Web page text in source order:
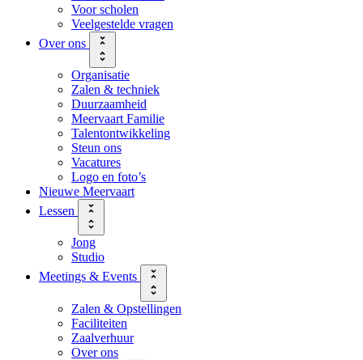
Voor scholen
Veelgestelde vragen
Over ons
Organisatie
Zalen & techniek
Duurzaamheid
Meervaart Familie
Talentontwikkeling
Steun ons
Vacatures
Logo en foto’s
Nieuwe Meervaart
Lessen
Jong
Studio
Meetings & Events
Zalen & Opstellingen
Faciliteiten
Zaalverhuur
Over ons